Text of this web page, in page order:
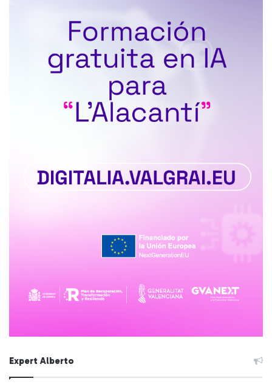
Expert Alberto